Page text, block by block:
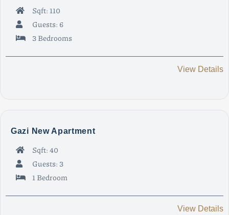
Sqft: 110
Guests: 6
3 Bedrooms
View Details
Gazi New Apartment
Sqft: 40
Guests: 3
1 Bedroom
View Details